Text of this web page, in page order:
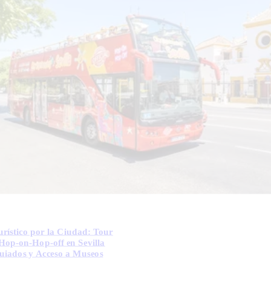
por la Ciudad: Tour
on-Hop-off en Sevilla
y Acceso a Museos